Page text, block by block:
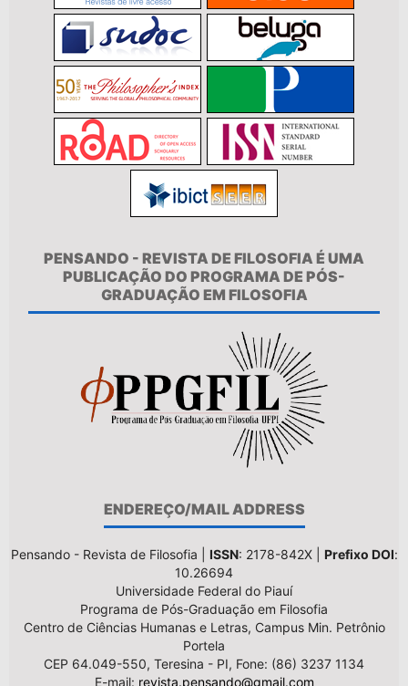
PENSANDO - REVISTA DE FILOSOFIA É UMA
PUBLICAÇÃO DO PROGRAMA DE PÓS-
GRADUAÇÃO EM FILOSOFIA
ENDEREÇO/MAIL ADDRESS
Pensando - Revista de Filosofia | ISSN: 2178-842X | Prefixo DOI:
10.26694
Universidade Federal do Piauí
Programa de Pós-Graduação em Filosofia
Centro de Ciências Humanas e Letras, Campus Min. Petrônio
Portela
CEP 64.049-550, Teresina - PI, Fone: (86) 3237 1134
E-mail: revista.pensando@gmail.com